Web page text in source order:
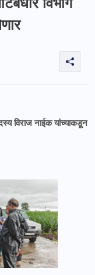
विभाग
विराज नाईक यांच्याकडून